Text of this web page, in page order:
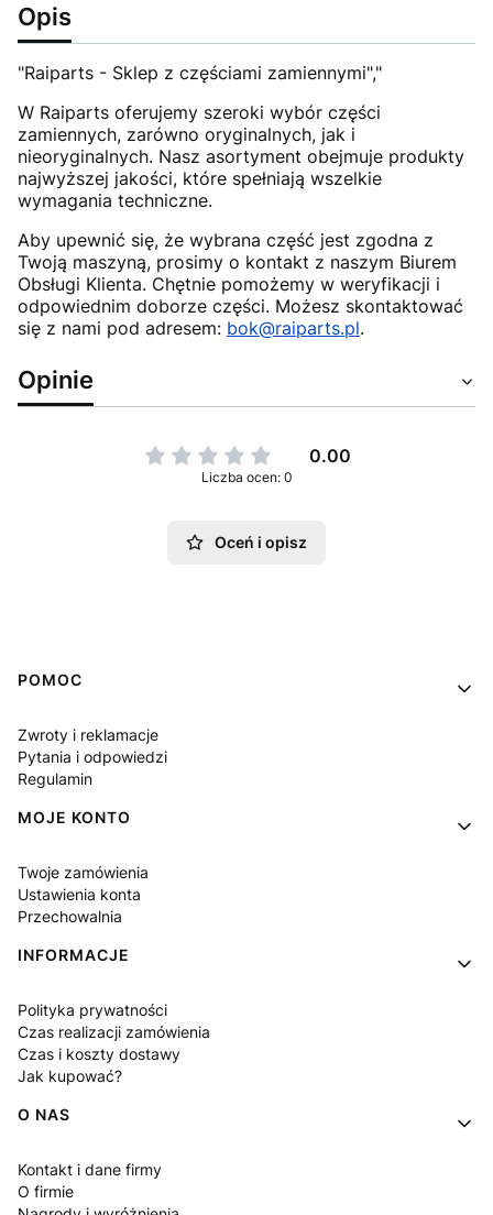
Opis
"Raiparts - Sklep z częściami zamiennymi","
W Raiparts oferujemy szeroki wybór części
zamiennych, zarówno oryginalnych, jak i
nieoryginalnych. Nasz asortyment obejmuje produkty
najwyższej jakości, które spełniają wszelkie
wymagania techniczne.
Aby upewnić się, że wybrana część jest zgodna z
Twoją maszyną, prosimy o kontakt z naszym Biurem
Obsługi Klienta. Chętnie pomożemy w weryfikacji i
odpowiednim doborze części. Możesz skontaktować
się z nami pod adresem: bok@raiparts.pl.
Opinie
0.00
Liczba ocen: 0
Oceń i opisz
Linki w stopce
POMOC
Zwroty i reklamacje
Pytania i odpowiedzi
Regulamin
MOJE KONTO
Twoje zamówienia
Ustawienia konta
Przechowalnia
INFORMACJE
Polityka prywatności
Czas realizacji zamówienia
Czas i koszty dostawy
Jak kupować?
O NAS
Kontakt i dane firmy
O firmie